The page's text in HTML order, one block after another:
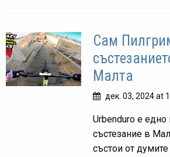
Сам
Малта
дек. 03, 2024 at
Urbenduro e
състезание в
състои от думите